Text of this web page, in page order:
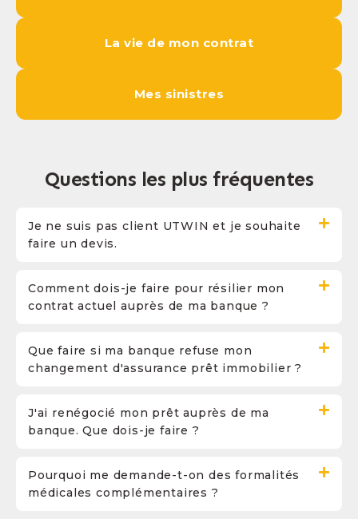
La vie de mon contrat
Mes sinistres
Questions les plus fréquentes
Je ne suis pas client UTWIN et je souhaite
faire un devis.
Comment dois-je faire pour résilier mon
contrat actuel auprès de ma banque ?
Que faire si ma banque refuse mon
changement d'assurance prêt immobilier ?
J'ai renégocié mon prêt auprès de ma
banque. Que dois-je faire ?
Pourquoi me demande-t-on des formalités
médicales complémentaires ?